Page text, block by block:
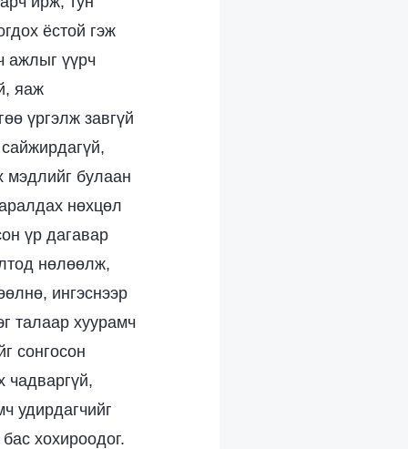
ёстой гэж
ажлыг үүрч
яаж
үргэлж завгүй
мэдлийг булаан
нөхцөл
үр дагавар
нөлөөлж,
ингэснээр
талаар хуурамч
сонгосон
чадваргүй,
удирдагчийг
хохироодог.